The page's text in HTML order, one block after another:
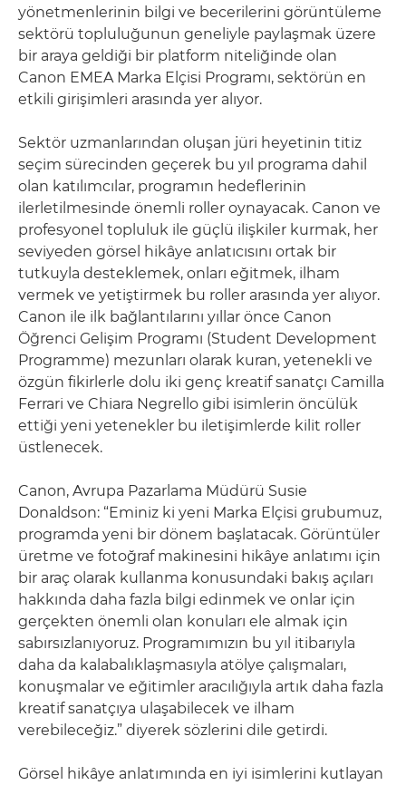
yönetmenlerinin bilgi ve becerilerini görüntüleme
sektörü topluluğunun geneliyle paylaşmak üzere
bir araya geldiği bir platform niteliğinde olan
Canon EMEA Marka Elçisi Programı, sektörün en
etkili girişimleri arasında yer alıyor.
Sektör uzmanlarından oluşan jüri heyetinin titiz
seçim sürecinden geçerek bu yıl programa dahil
olan katılımcılar, programın hedeflerinin
ilerletilmesinde önemli roller oynayacak. Canon ve
profesyonel topluluk ile güçlü ilişkiler kurmak, her
seviyeden görsel hikâye anlatıcısını ortak bir
tutkuyla desteklemek, onları eğitmek, ilham
vermek ve yetiştirmek bu roller arasında yer alıyor.
Canon ile ilk bağlantılarını yıllar önce Canon
Öğrenci Gelişim Programı (Student Development
Programme) mezunları olarak kuran, yetenekli ve
özgün fikirlerle dolu iki genç kreatif sanatçı Camilla
Ferrari ve Chiara Negrello gibi isimlerin öncülük
ettiği yeni yetenekler bu iletişimlerde kilit roller
üstlenecek.
Canon, Avrupa Pazarlama Müdürü Susie
Donaldson: “Eminiz ki yeni Marka Elçisi grubumuz,
programda yeni bir dönem başlatacak. Görüntüler
üretme ve fotoğraf makinesini hikâye anlatımı için
bir araç olarak kullanma konusundaki bakış açıları
hakkında daha fazla bilgi edinmek ve onlar için
gerçekten önemli olan konuları ele almak için
sabırsızlanıyoruz. Programımızın bu yıl itibarıyla
daha da kalabalıklaşmasıyla atölye çalışmaları,
konuşmalar ve eğitimler aracılığıyla artık daha fazla
kreatif sanatçıya ulaşabilecek ve ilham
verebileceğiz.” diyerek sözlerini dile getirdi.
Görsel hikâye anlatımında en iyi isimlerini kutlayan